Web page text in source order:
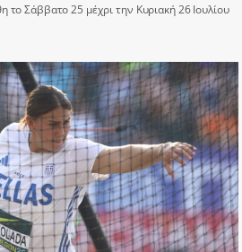
Σάββατο 25 μέχρι την Κυριακή 26 Ιουλίου